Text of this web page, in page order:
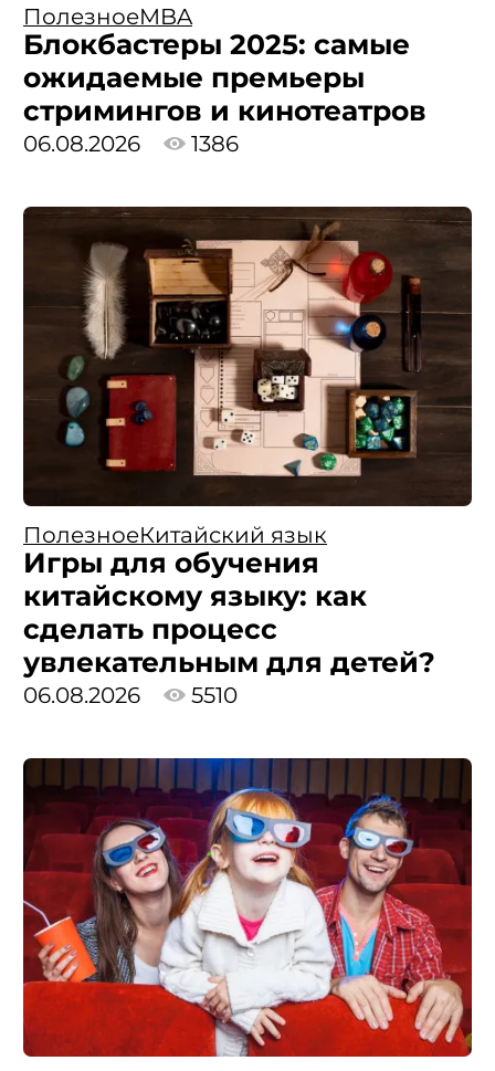
ПолезноеMBA
Блокбастеры 2025: самые
ожидаемые премьеры
стримингов и кинотеатров
06.08.2026 1386
ПолезноеКитайский язык
Игры для обучения
китайскому языку: как
сделать процесс
увлекательным для детей?
06.08.2026 5510